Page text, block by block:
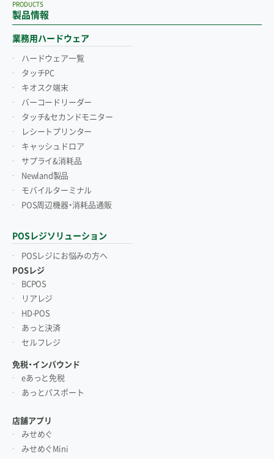
製品情報
PRODUCTS
業務用ハードウェア
ハードウェア一覧
タッチPC
キオスク端末
バーコードリーダー
タッチ&セカンドモニター
レシートプリンター
キャッシュドロア
サプライ&消耗品
Newland製品
モバイルターミナル
POS周辺機器・消耗品通販
POSレジソリューション
POSレジにお悩みの方へ
POSレジ
BCPOS
リアレジ
HD-POS
あっと決済
セルフレジ
免税・インバウンド
eあっと免税
あっとパスポート
店舗アプリ
みせめぐ
みせめぐMini